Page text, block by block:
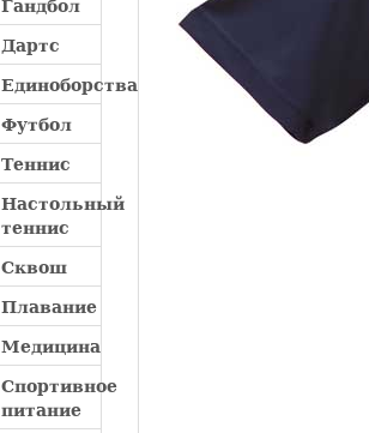
Гандбол
Дартс
Единоборства
Футбол
Теннис
Настольный
теннис
Сквош
Плавание
Медицина
Спортивное
питание